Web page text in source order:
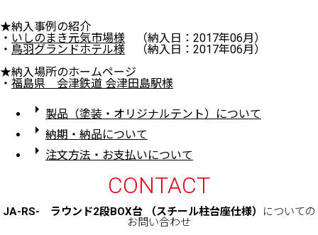
★納入事例の紹介
・ いしのまき元気市場様 （納入日：2017年06月）
・ 鳥羽グランドホテル様 （納入日：2017年06月）
★納入場所のホームページ
・ 福島県 会津鉄道 会津田島駅様
arrow_right 製品（塗装・オリジナルテント）について
arrow_right 納期・納品について
arrow_right 注文方法・お支払いについて
CONTACT
JA-RS- ラウンド2段BOX台 （スチール柱台座仕様）
についての
お問い合わせ